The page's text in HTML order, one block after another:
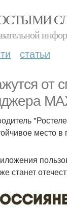
статьи
от
место в
станет